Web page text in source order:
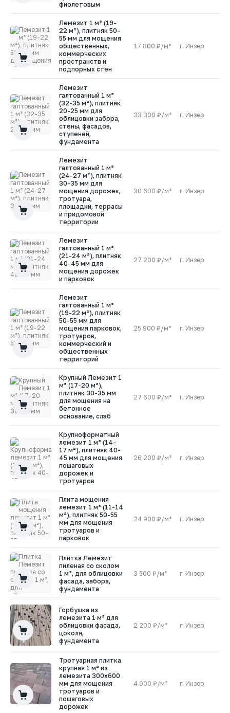
фиолетовым
Лемезит 1 м³ (19-
22 м²), плитняк 50-
55 мм для мощения
общественных,
коммерческих
пространств и
подпорных стен
17 800 ₽/м³ г. Инзер
Лемезит
галтованный 1 м³
(32-35 м²), плитняк
20-25 мм для
облицовки забора,
стены, фасадов,
ступеней,
фундамента
33 300 ₽/м³ г. Инзер
Лемезит
галтованный 1 м³
(24-27 м²), плитняк
30-35 мм для
мощения дорожек,
тротуара,
площадки, террасы
и придомовой
территории
30 600 ₽/м³ г. Инзер
Лемезит
галтованный 1 м³
(21-24 м²), плитняк
40-45 мм для
мощения дорожек
и парковок
27 200 ₽/м³ г. Инзер
Лемезит
галтованный 1 м³
(19-22 м²), плитняк
50-55 мм для
мощения парковок,
тротуаров,
коммерческий и
общественных
территорий
25 900 ₽/м³ г. Инзер
Крупный Лемезит 1
м³ (17-20 м²),
плитняк 30-35 мм
для мощения на
бетонное
основание, слэб
27 600 ₽/м³ г. Инзер
Крупноформатный
лемезит 1 м³ (14-
17 м²), плитняк 40-
45 мм для мощения
пошаговых
дорожек и
тротуаров
26 200 ₽/м³ г. Инзер
Плита мощения
лемезит 1 м³ (11-14
м²), плитняк 50-55
мм для мощения
тротуаров и
парковок
24 900 ₽/м³ г. Инзер
Плитка Лемезит
пиленая со сколом
1 м², для облицовки
фасада, забора,
фундамента
3 500 ₽/м² г. Инзер
Горбушка из
лемезита 1 м² для
облицовки фасада,
цоколя,
фундамента
2 200 ₽/м² г. Инзер
Тротуарная плитка
крупная 1 м² из
лемезита 300х600
мм для мощения
тротуаров и
пошаговых
дорожек
4 900 ₽/м² г. Инзер